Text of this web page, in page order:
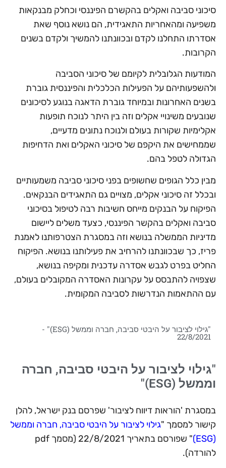
סיכוני סביבה ואקלים בהקשרם הפיננסי וכחלק מבנקאות
משפיעה ומהאחריות התאגידית, הם נושא נוסף שאת
אסדרתו התחלנו לקדם ובכוונתנו להמשיך ולקדם בשנים
הקרובות.
המודעות הגלובלית לקיומם של סיכוני הסביבה
ולהשפעותיהם על הפעילות הכלכלית והפיננסית גוברת
בשנים האחרונות ובמיוחד גוברת הדאגה בנוגע לסיכונים
שנובעים משינויי אקלים וזה בין היתר לנוכח תופעות
אקלימיות שקורות בעולם ולנוכח נתונים מדעיים,
שממחישים את היקפם של סיכוני האקלים ואת הדחיפות
הגדולה לטפל בהם.
מבין כלל הגופים שחשופים בפני סיכוני סביבה משמעותיים
ובכלל זה סיכוני אקלים, מצויים גם התאגידים הבנקאים.
הפיקוח על הבנקים מייחס חשיבות רבה לטיפול בסיכוני
סביבה ואקלים בהקשר הפיננסי, כצעד משלים ליישום
מדיניות הממשלה בנושא וזה במסגרת הצטרפותנו לאמנת
פריז, כך שבכוונתנו להרחיב את פעילותנו בנושא. הפיקוח
החליט בפרט לגבש אסדרה עדכנית ומקיפה בנושא,
שצפויה להתבסס על עקרונות האסדרה המקובלים בעולם,
עם ההתאמות הנדרשות לסביבה המקומית.
"גילוי לציבור על היבטי סביבה, חברה וממשל (ESG)" -
22/8/2021
"גילוי לציבור על היבטי סביבה, חברה
וממשל (ESG)"
במסגרת 'הוראות דיווח לציבור' שפרסם בנק ישראל, להלן
קישור למסמך "גילוי לציבור על היבטי סביבה, חברה וממשל
(ESG)
" שפורסם בתאריך 22/8/2021 (מסמך pdf
להורדה).